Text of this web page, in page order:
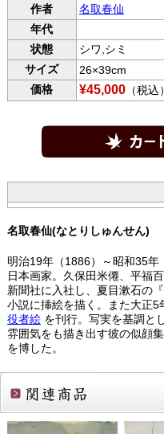
作者
名取春仙
年代
状態
シワ,シミ
サイズ
26×39cm
価格
¥45,000（税込）
名取春仙(なとりしゅんせん)
明治19年（1886）～昭和35年
日本画家。久保田米僊、平福
新聞社に入社し、夏目漱石の
小説に挿絵を描く。また大正5
役者絵を刊行。写実を基調と
雰囲気をも描き出す彼の似顔
を博した。
関連商品